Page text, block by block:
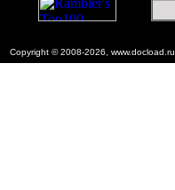
Copyright © 2008-2026, www.docload.ru